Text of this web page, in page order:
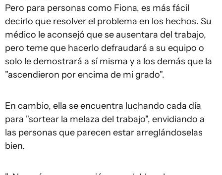
Pero para personas como Fiona, es más fácil
decirlo que resolver el problema en los hechos. Su
médico le aconsejó que se ausentara del trabajo,
pero teme que hacerlo defraudará a su equipo o
solo le demostrará a sí misma y a los demás que la
"ascendieron por encima de mi grado".
En cambio, ella se encuentra luchando cada día
para "sortear la melaza del trabajo", envidiando a
las personas que parecen estar arreglándoselas
bien.